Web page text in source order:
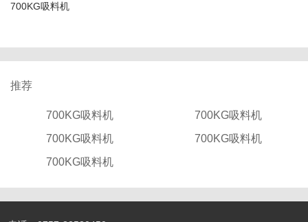
推荐
700KG吸料机
700KG吸料机
700KG吸料机
700KG吸料机
700KG吸料机
700KG吸料机